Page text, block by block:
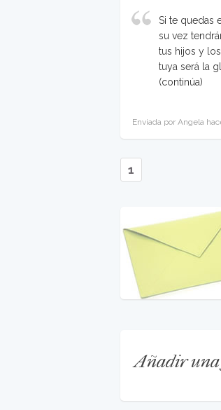
Si te quedas
su vez
tus hijos y
tuya será la
(continúa)
Enviada por Angela
1
Añadir una